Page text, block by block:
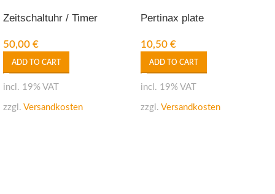
Zeitschaltuhr / Timer
50,00 €
ADD TO CART
incl. 19% VAT
zzgl. Versandkosten
Pertinax plate
10,50 €
ADD TO CART
incl. 19% VAT
zzgl. Versandkosten